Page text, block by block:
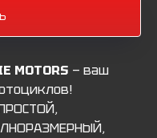
MOTORS — ваш